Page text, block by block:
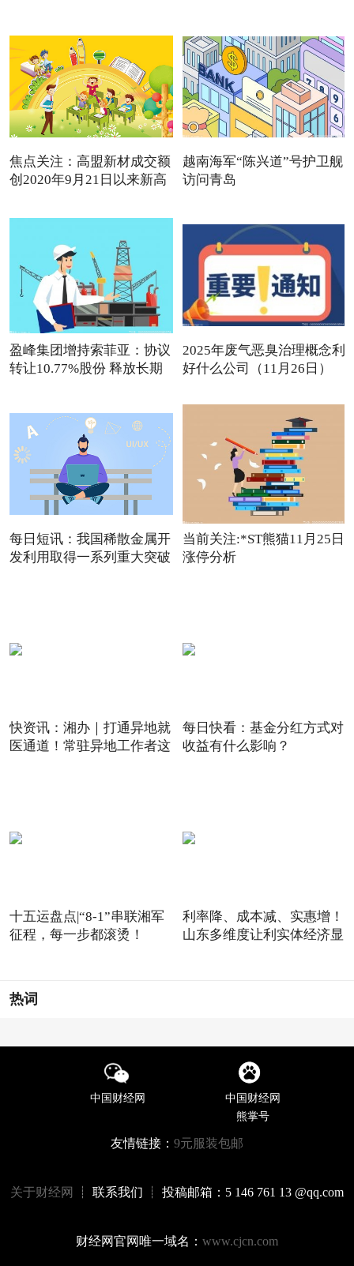
焦点关注：高盟新材成交额
创2020年9月21日以来新高
越南海军“陈兴道”号护卫舰
访问青岛
盈峰集团增持索菲亚：协议
转让10.77%股份 释放长期
2025年废气恶臭治理概念利
好什么公司（11月26日）
每日短讯：我国稀散金属开
发利用取得一系列重大突破
当前关注:*ST熊猫11月25日
涨停分析
快资讯：湘办｜打通异地就
医通道！常驻异地工作者这
每日快看：基金分红方式对
收益有什么影响？
十五运盘点|“8-1”串联湘军
征程，每一步都滚烫！
利率降、成本减、实惠增！
山东多维度让利实体经济显
热词
中国财经网
中国财经网
熊掌号
友情链接： 9元服装包邮
关于财经网 ┊ 联系我们 ┊ 投稿邮箱：5 146 761 13 @qq.com
财经网官网唯一域名： www.cjcn.com